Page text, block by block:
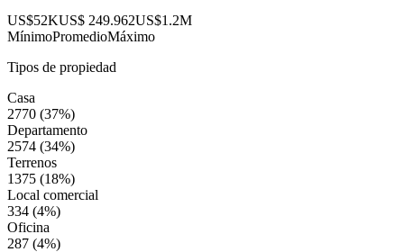
US$52KUS$ 249.962US$1.2M
MínimoPromedioMáximo
Tipos de propiedad
Casa
2770 (37%)
Departamento
2574 (34%)
Terrenos
1375 (18%)
Local comercial
334 (4%)
Oficina
287 (4%)